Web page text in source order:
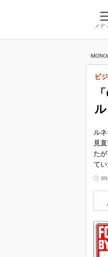
メデ
ビ
ル
見
た
てい